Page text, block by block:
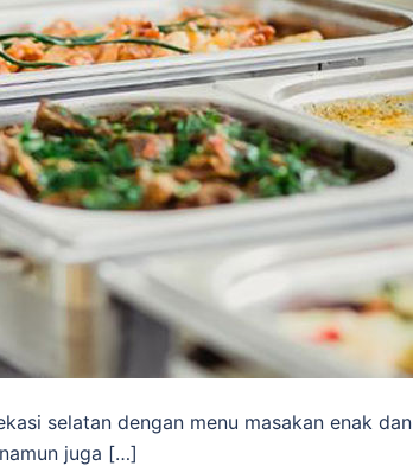
selatan dengan menu masakan enak dan
juga […]